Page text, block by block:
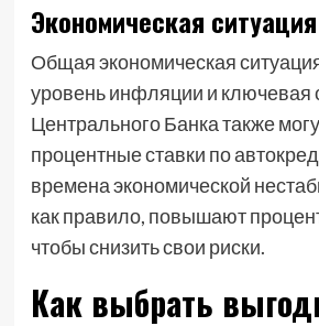
Экономическая ситуация
Общая экономическая
уровень инфляции и ключевая
Центрального Банка также
процентные ставки по
времена экономической
как правило, повышают
чтобы снизить свои риски.
Как выбрать